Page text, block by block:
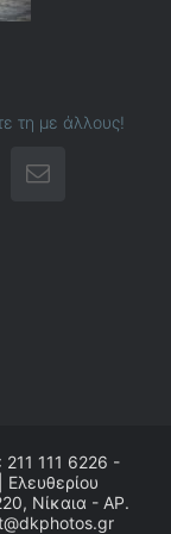
τη με άλλους!
Email
111 6226 -
Νίκαια - ΑΡ.